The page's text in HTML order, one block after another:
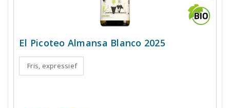
El Picoteo Almansa Blanco 2025
Fris, expressief